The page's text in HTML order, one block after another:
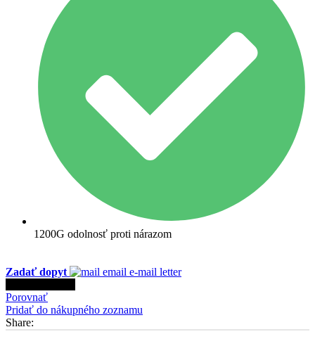
1200G odolnosť proti nárazom
Zadať dopyt
Porovnať
Pridať do nákupného zoznamu
Share: